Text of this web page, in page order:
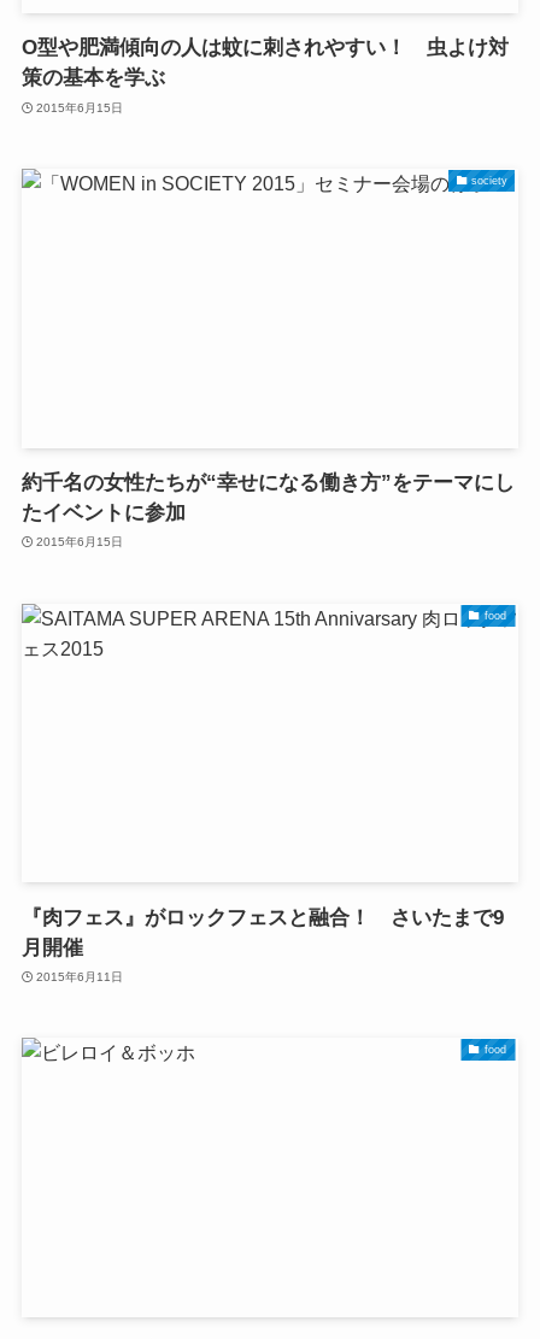
O型や肥満傾向の人は蚊に刺されやすい！ 虫よけ対
策の基本を学ぶ
2015年6月15日
society
約千名の女性たちが“幸せになる働き方”をテーマにし
たイベントに参加
2015年6月15日
food
『肉フェス』がロックフェスと融合！ さいたまで9
月開催
2015年6月11日
food